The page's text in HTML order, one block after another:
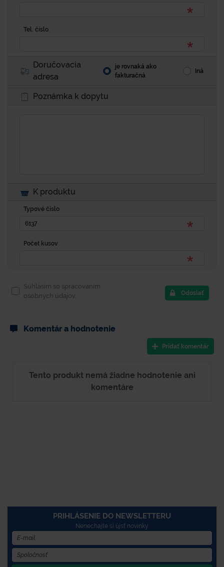
Tel. číslo
Doručovacia
adresa
je rovnaká ako
fakturačná
Iná
Poznámka k dopytu
K produktu
Typové číslo
Počet kusov
Súhlasím so spracovaním
osobných údajov.
Odoslať
Komentár a hodnotenie
Pridať komentár
Tento produkt nemá žiadne hodnotenie ani
komentáre
PRIHLÁSENIE DO NEWSLETTERU
Nenechajte si újsť novinky